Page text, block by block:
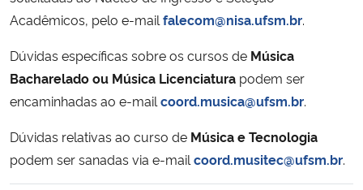
Acadêmicos, pelo e-mail falecom@nisa.ufsm.br.
Dúvidas específicas sobre os cursos de Música
Bacharelado ou Música Licenciatura podem ser
encaminhadas ao e-mail coord.musica@ufsm.br.
Dúvidas relativas ao curso de Música e Tecnologia
podem ser sanadas via e-mail coord.musitec@ufsm.br.